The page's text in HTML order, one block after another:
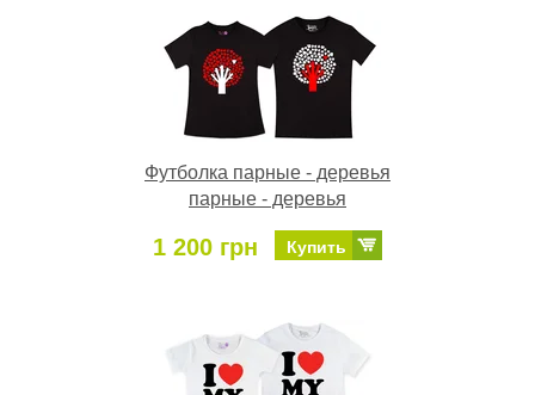
Футболка парные - деревья
парные - деревья
1 200 грн Купить